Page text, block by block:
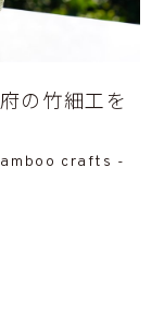
の竹細工を
crafts -